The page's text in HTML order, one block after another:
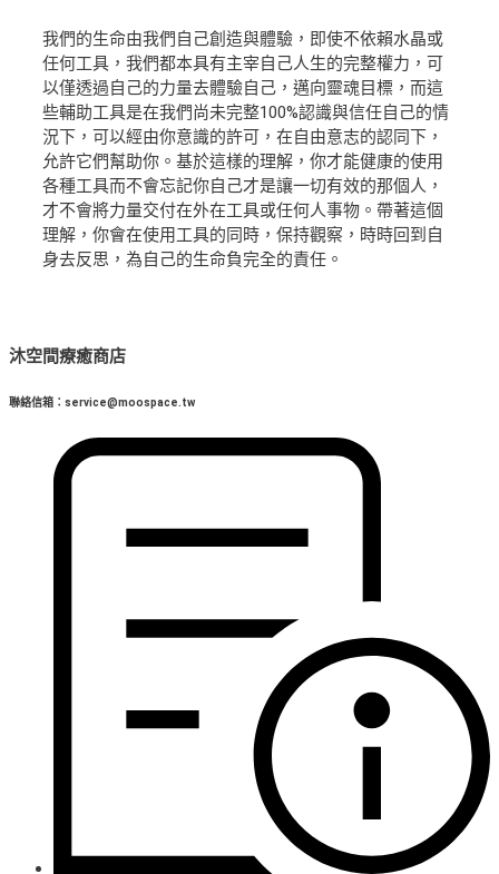
我們的生命由我們自己創造與體驗，即使不依賴水晶或
任何工具，我們都本具有主宰自己人生的完整權力，可
以僅透過自己的力量去體驗自己，邁向靈魂目標，而這
些輔助工具是在我們尚未完整100%認識與信任自己的情
況下，可以經由你意識的許可，在自由意志的認同下，
允許它們幫助你。基於這樣的理解，你才能健康的使用
各種工具而不會忘記你自己才是讓一切有效的那個人，
才不會將力量交付在外在工具或任何人事物。帶著這個
理解，你會在使用工具的同時，保持觀察，時時回到自
身去反思，為自己的生命負完全的責任。
沐空間療癒商店
聯絡信箱：service@moospace.tw